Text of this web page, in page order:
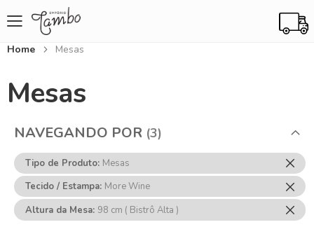
Home Mesas
Mesas
NAVEGANDO POR
Tipo de Produto Mesas
Esse
Item
Tecido / Estampa More Wine
Esse
Item
Altura da Mesa 98 cm ( Bistrô Alta )
Esse